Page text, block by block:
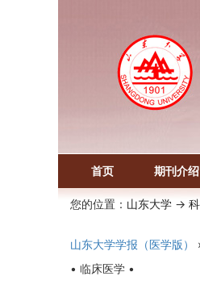
首页 期刊介绍
您的位置： 山东大学 ->
山东大学学报（医学版）
• 临床医学 •